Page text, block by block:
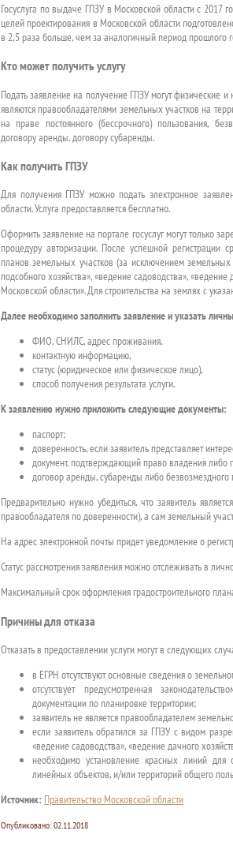
Госуслуга по выдаче ГПЗУ в Московской области с 2017
целей проектирования в Московской области
в 2,5 раза больше, чем за аналогичный период прошлого
Кто может получить услугу
Подать заявление на получение ГПЗУ могут физические
являются правообладателями земельных участков на
на праве постоянного (бессрочного) пользования,
договору аренды, договору субаренды.
Как получить ГПЗУ
Для получения ГПЗУ можно подать электронное
области. Услуга предоставляется бесплатно.
Оформить заявление на портале госуслуг могут только
процедуру авторизации. После успешной регистрации
планов земельных участков (за исключением
подсобного хозяйства», «ведение садоводства»,
Московской области». Для строительства на землях с
Далее необходимо заполнить заявление и указать
ФИО, СНИЛС, адрес проживания,
контактную информацию,
статус (юридическое или физическое лицо),
способ получения результата услуги.
К заявлению нужно приложить следующие документы:
паспорт;
доверенность, если заявитель представляет
документ, подтверждающий право владения либо
договор аренды, субаренды либо
Предварительно нужно убедиться, что заявитель
правообладателя по доверенности), а сам земельный
На адрес электронной почты придет уведомление о
Статус рассмотрения заявления можно отслеживать в
Максимальный срок оформления градостроительного
Причины для отказа
Отказать в предоставлении услуги могут в следующих
в ЕГРН отсутствуют основные сведения о
отсутствует предусмотренная
документации по планировке территории;
заявитель не является правообладателем
если заявитель обратился за ГПЗУ с видом
«ведение садоводства», «ведение дачного
необходимо установление красных линий для
линейных объектов, и/или территорий общего
Источник: Правительство Московской области
Опубликовано: 02.11.2018